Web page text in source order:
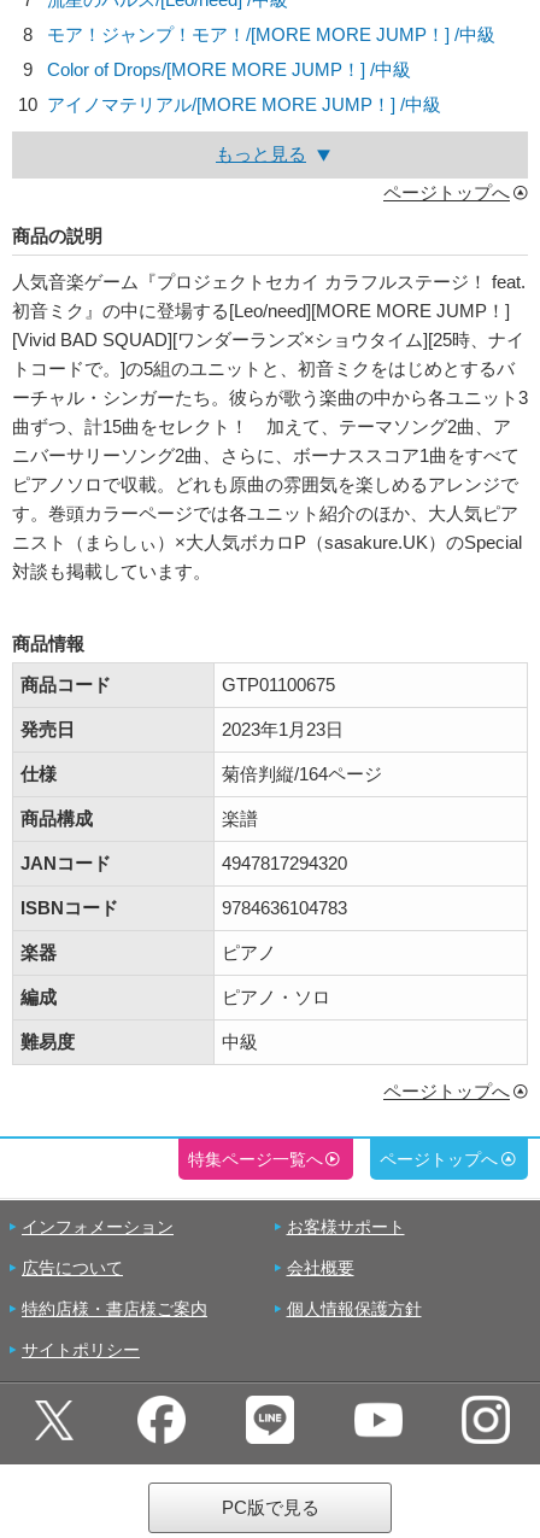
8
モア！ジャンプ！モア！/[MORE MORE JUMP！] /中級
9
Color of Drops/[MORE MORE JUMP！] /中級
10 アイノマテリアル/[MORE MORE JUMP！] /中級
もっと見る
ページトップへ
商品の説明
人気音楽ゲーム『プロジェクトセカイ カラフルステージ！ feat.
初音ミク』の中に登場する[Leo/need][MORE MORE JUMP！]
[Vivid BAD SQUAD][ワンダーランズ×ショウタイム][25時、ナイ
トコードで。]の5組のユニットと、初音ミクをはじめとするバ
ーチャル・シンガーたち。彼らが歌う楽曲の中から各ユニット3
曲ずつ、計15曲をセレクト！ 加えて、テーマソング2曲、ア
ニバーサリーソング2曲、さらに、ボーナススコア1曲をすべて
ピアノソロで収載。どれも原曲の雰囲気を楽しめるアレンジで
す。巻頭カラーページでは各ユニット紹介のほか、大人気ピア
ニスト（まらしぃ）×大人気ボカロP（sasakure.UK）のSpecial
対談も掲載しています。
商品情報
商品コード
GTP01100675
発売日 2023年1月23日
仕様 菊倍判縦/164ページ
商品構成 楽譜
JANコード 4947817294320
ISBNコード 9784636104783
楽器 ピアノ
編成 ピアノ・ソロ
難易度 中級
ページトップへ
特集ページ一覧へ ページトップへ
インフォメーション お客様サポート
広告について 会社概要
特約店様・書店様ご案内 個人情報保護方針
サイトポリシー
PC版で見る